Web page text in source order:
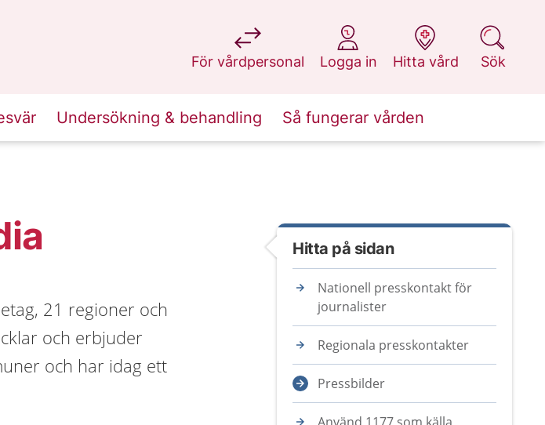
För vårdpersonal
på 1177.se
Logga in
på 1177.se
Hitta vård
på 1177.se
Sök
på 1177.se
Undersökning & behandling Så fungerar vården
21 regioner och
och erbjuder
och har idag ett
Hitta på sidan
Nationell presskontakt för
journalister
Regionala presskontakter
Pressbilder